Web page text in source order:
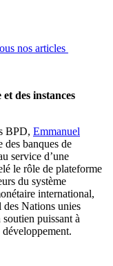
nos articles
des instances
BPD, Emmanuel
des banques de
service d’une
le rôle de plateforme
du système
international,
des Nations unies
puissant à